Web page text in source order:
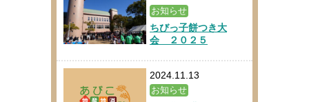
お知らせ
ちびっ子餅つき大
会 ２０２５
2024.11.13
お知らせ